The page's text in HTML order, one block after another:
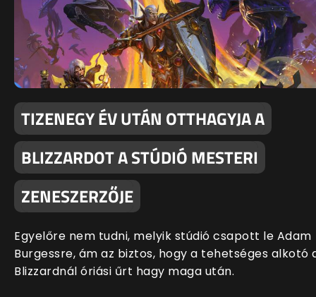
TIZENEGY ÉV UTÁN OTTHAGYJA A
BLIZZARDOT A STÚDIÓ MESTERI
ZENESZERZŐJE
Egyelőre nem tudni, melyik stúdió csapott le Adam
Burgessre, ám az biztos, hogy a tehetséges alkotó
Blizzardnál óriási űrt hagy maga után.